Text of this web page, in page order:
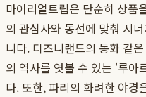
마이리얼트립은 단순히 상품
의 관심사와 동선에 맞춰 시
니다. 디즈니랜드의 동화 같
의 역사를 엿볼 수 있는 '루아
다. 또한, 파리의 화려한 야경